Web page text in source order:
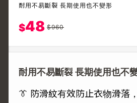
耐用不易斷裂 長期使用也不變形
$48 $960
耐用不易斷裂 長期使用也不
👔 防滑紋有效防止衣物滑落